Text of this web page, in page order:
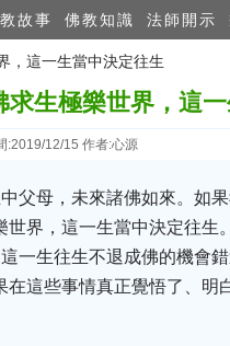
故事 佛教知識 法師開示
，這一生當中決定往生
生極樂世界，這
:2019/12/15 作者:心源
父母，未來諸佛如來。如
界，這一生當中決定往生
一生往生不退成佛的機會
這些事情真正覺悟了、明